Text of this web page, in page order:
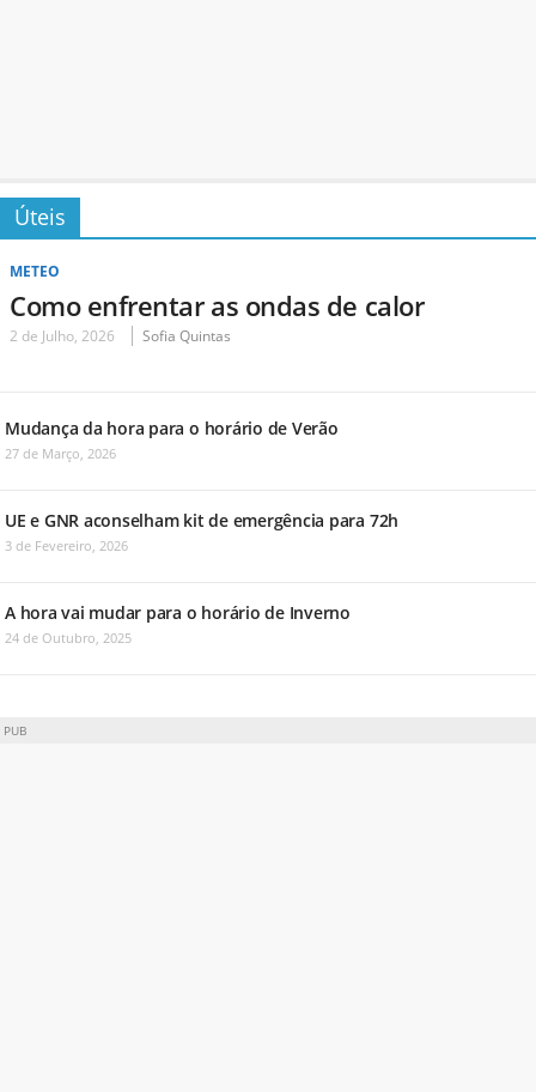
Úteis
METEO
Como enfrentar as ondas de calor
2 de Julho, 2026 Sofia Quintas
Mudança da hora para o horário de Verão
27 de Março, 2026
UE e GNR aconselham kit de emergência para 72h
3 de Fevereiro, 2026
A hora vai mudar para o horário de Inverno
24 de Outubro, 2025
PUB